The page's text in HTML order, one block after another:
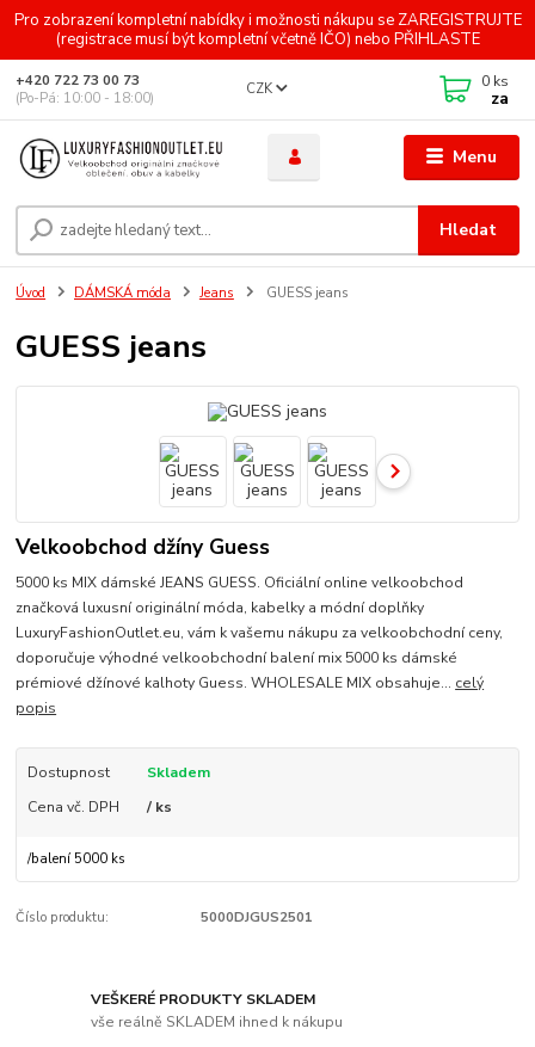
Pro zobrazení kompletní nabídky i možnosti nákupu se ZAREGISTRUJTE
(registrace musí být kompletní včetně IČO) nebo PŘIHLASTE
Menu
CZK
Hledat
+420 722 73 00 73
(Po-Pá: 10:00 - 18:00)
0 ks
za
Úvod DÁMSKÁ móda Jeans GUESS jeans
GUESS jeans
Velkoobchod džíny Guess
5000 ks MIX dámské JEANS GUESS. Oficiální online velkoobchod
značková luxusní originální móda, kabelky a módní doplňky
LuxuryFashionOutlet.eu, vám k vašemu nákupu za velkoobchodní ceny,
doporučuje výhodné velkoobchodní balení mix 5000 ks dámské
prémiové džínové kalhoty Guess. WHOLESALE MIX obsahuje... celý
popis
Dostupnost
Skladem
Cena vč. DPH
/ ks
/balení 5000 ks
Číslo produktu: 5000DJGUS2501
VEŠKERÉ PRODUKTY SKLADEM
vše reálně SKLADEM ihned k nákupu